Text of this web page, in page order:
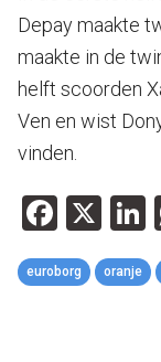
Depay maakte
maakte in de
helft scoorden
Ven en wist
vinden.
X
euroborg oranje